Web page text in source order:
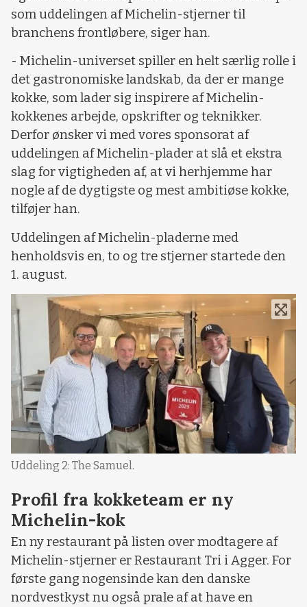
som uddelingen af Michelin-stjerner til
branchens frontløbere, siger han.
- Michelin-universet spiller en helt særlig rolle i
det gastronomiske landskab, da der er mange
kokke, som lader sig inspirere af Michelin-
kokkenes arbejde, opskrifter og teknikker.
Derfor ønsker vi med vores sponsorat af
uddelingen af Michelin-plader at slå et ekstra
slag for vigtigheden af, at vi herhjemme har
nogle af de dygtigste og mest ambitiøse kokke,
tilføjer han.
Uddelingen af Michelin-pladerne med
henholdsvis en, to og tre stjerner startede den
1. august.
Uddeling 2: The Samuel.
Profil fra kokketeam er ny
Michelin-kok
En ny restaurant på listen over modtagere af
Michelin-stjerner er Restaurant Tri i Agger. For
første gang nogensinde kan den danske
nordvestkyst nu også prale af at have en